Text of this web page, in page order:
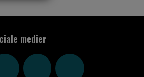
medier